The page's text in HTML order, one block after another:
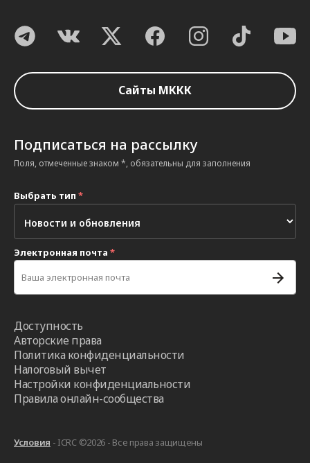
Сайты МККК
Подписаться на рассылку
Поля, отмеченные знаком *, обязательны для заполнения
Выбрать тип *
Электронная почта *
Доступность
Авторские права
Политика конфиденциальности
Налоговый вычет
Настройки конфиденциальности
Правила онлайн-сообщества
Условия - ICRC ©2026 - Все права защищены